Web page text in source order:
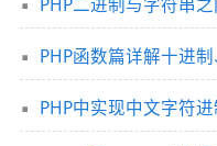
PHP中实现中文字符